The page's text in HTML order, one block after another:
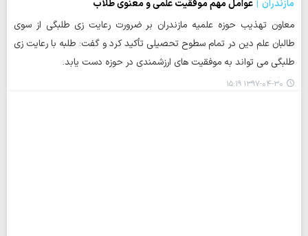
مازندران
عوامل مهم موفقیت علمی و معنوی طلاب
معاون تهذیب حوزه علمیه مازندران بر ضرورت رعایت زی طلبگی از سوی
طالبان علم دین در تمام سطوح تحصیلی تأکید کرد و گفت: طلبه با رعایت زی
طلبگی می تواند به موفقیت های ارزشمندی در حوزه دست یابد.
۱۳۹۷-۰۴-۳۰ ۱۵:۱۹